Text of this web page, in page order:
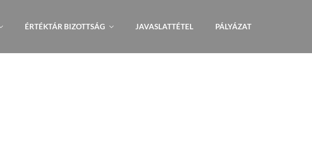
ÉRTÉKTÁR BIZOTTSÁG JAVASLATTÉTEL PÁLYÁZAT